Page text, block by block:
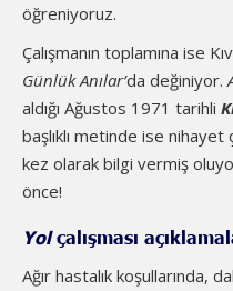
öğreniyoruz.
Çalışmanın toplamına ise
Günlük Anılar’da değiniyor.
aldığı Ağustos 1971 tarihli
başlıklı metinde ise nihayet
kez olarak bilgi vermiş
önce!
Yolçalışması
Ağır hastalık koşullarında,